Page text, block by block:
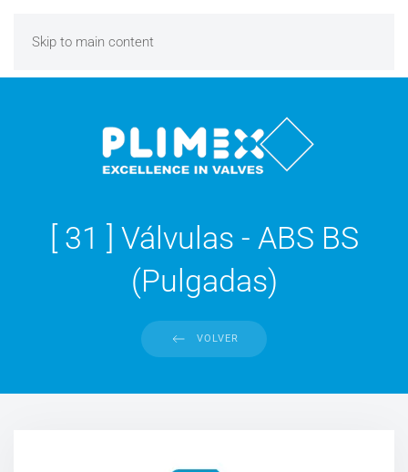
Skip to main content
[ 31 ] Válvulas - ABS BS
(Pulgadas)
VOLVER